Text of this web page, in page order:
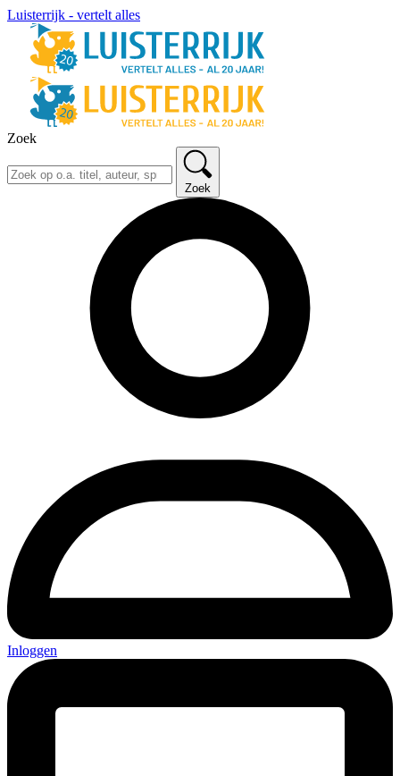
Luisterrijk - vertelt alles
Zoek
Zoek
Inloggen